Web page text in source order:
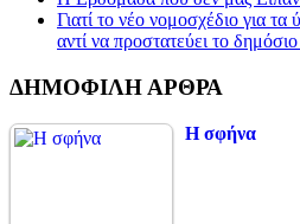
Γιατί το νέο νομοσχέδιο για τα
αντί να προστατεύει το
ΔΗΜΟΦΙΛΗ ΑΡΘΡΑ
Η σφήνα